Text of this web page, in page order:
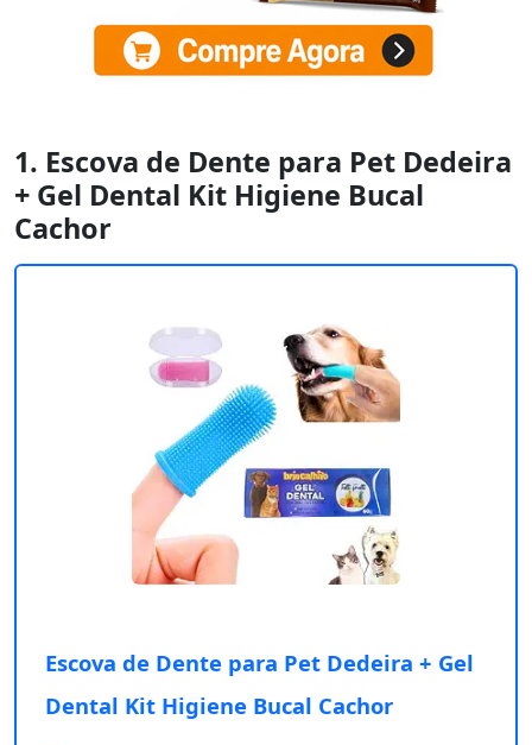
1. Escova de Dente para Pet Dedeira
+ Gel Dental Kit Higiene Bucal
Cachor
Escova de Dente para Pet Dedeira + Gel
Dental Kit Higiene Bucal Cachor